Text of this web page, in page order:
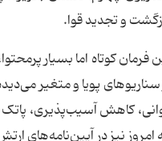
و تجدید قوا.
فرمان کوتاه اما بسیار
سناریوهای پویا و متغیر
کاهش آسیب‌پذیری،
امروز نیز در آیین‌نامه‌های